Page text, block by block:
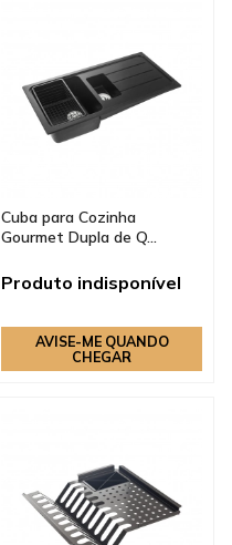
Cuba para Cozinha
Gourmet Dupla de Q...
Produto indisponível
AVISE-ME QUANDO
CHEGAR